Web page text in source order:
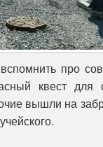
про
квест для
вышли на